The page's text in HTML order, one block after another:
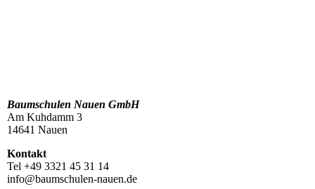
Baumschulen Nauen GmbH
Am Kuhdamm 3
14641 Nauen
Kontakt
Tel +49 3321 45 31 14
info@baumschulen-nauen.de